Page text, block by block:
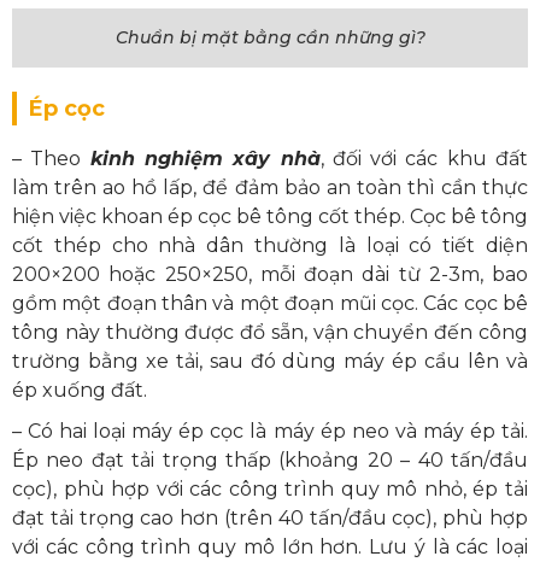
Chuẩn bị mặt bằng cần những gì?
Ép cọc
– Theo kinh nghiệm xây nhà, đối với các khu đất
làm trên ao hồ lấp, để đảm bảo an toàn thì cần thực
hiện việc khoan ép cọc bê tông cốt thép. Cọc bê tông
cốt thép cho nhà dân thường là loại có tiết diện
200×200 hoặc 250×250, mỗi đoạn dài từ 2-3m, bao
gồm một đoạn thân và một đoạn mũi cọc. Các cọc bê
tông này thường được đổ sẵn, vận chuyển đến công
trường bằng xe tải, sau đó dùng máy ép cẩu lên và
ép xuống đất.
– Có hai loại máy ép cọc là máy ép neo và máy ép tải.
Ép neo đạt tải trọng thấp (khoảng 20 – 40 tấn/đầu
cọc), phù hợp với các công trình quy mô nhỏ, ép tải
đạt tải trọng cao hơn (trên 40 tấn/đầu cọc), phù hợp
với các công trình quy mô lớn hơn. Lưu ý là các loại